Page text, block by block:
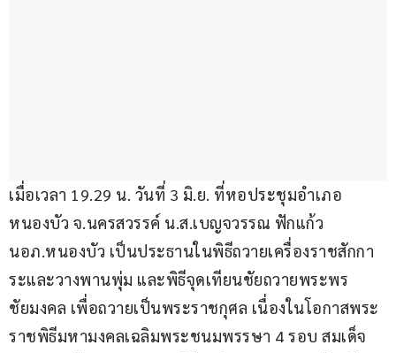
เมื่อเวลา 19.29 น. วันที่ 3 มิ.ย. ที่หอประชุมอำเภอ
หนองบัว จ.นครสวรรค์ น.ส.เบญจวรรณ ฟักแก้ว
นอภ.หนองบัว เป็นประธานในพิธีถวายเครื่องราชสักกา
ระและวางพานพุ่ม และพิธีจุดเทียนชัยถวายพระพร
ชัยมงคล เพื่อถวายเป็นพระราชกุศล เนื่องในโอกาสพระ
ราชพิธีมหามงคลเฉลิมพระชนมพรรษา 4 รอบ สมเด็จ